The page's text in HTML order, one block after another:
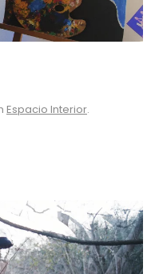
Espacio Interior.